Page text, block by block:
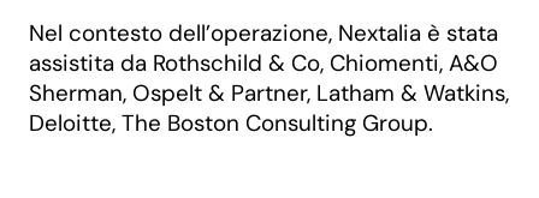
Nel contesto dell’operazione, Nextalia è stata
assistita da Rothschild & Co, Chiomenti, A&O
Sherman, Ospelt & Partner, Latham & Watkins,
Deloitte, The Boston Consulting Group.